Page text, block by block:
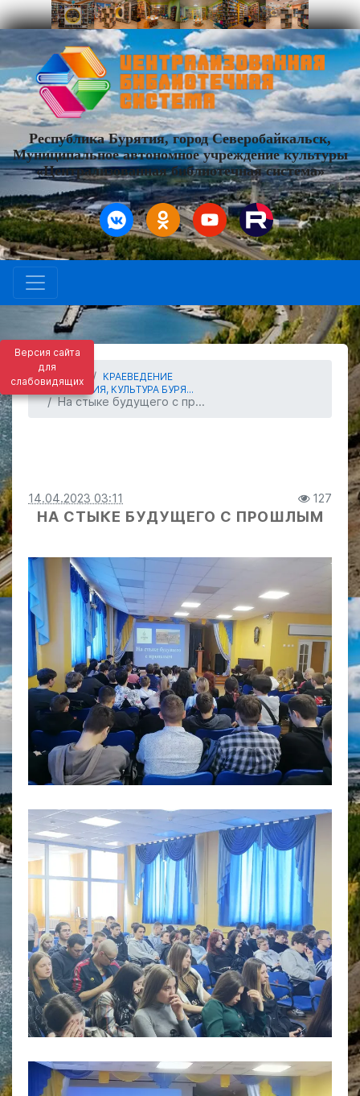
Версия сайта
для
слабовидящих
Республика Бурятия, город Северобайкальск,
Муниципальное автономное учреждение культуры
«Централизованная библиотечная система»
КРАЕВЕДЕНИЕ
ИСТОРИЯ, КУЛЬТУРА БУРЯ...
На стыке будущего с пр...
14.04.2023 03:11 127
НА СТЫКЕ БУДУЩЕГО С ПРОШЛЫМ